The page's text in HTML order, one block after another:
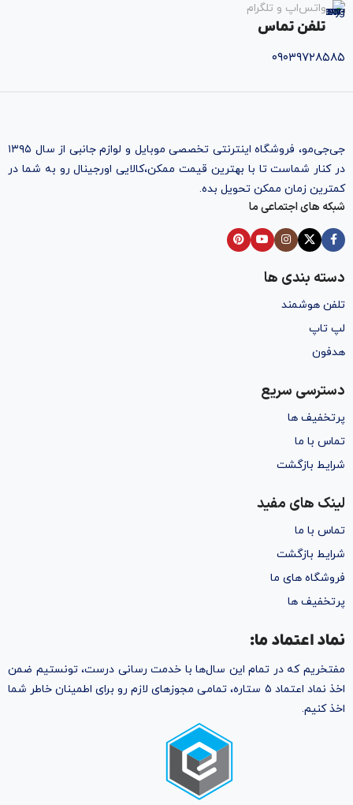
واتس‌اپ و تلگرام
تلفن تماس
۰۹۰۳۹۷۲۸۵۸۵
جی‌جی‌مو، فروشگاه اینترنتی تخصصی موبایل و لوازم جانبی از سال ۱۳۹۵
در کنار شماست تا با بهترین قیمت ممکن،‌کالایی اورجینال رو به شما در
کمترین زمان ممکن تحویل بده.
شبکه های اجتماعی ما
دسته بندی ها
تلفن هوشمند
لپ تاپ
هدفون
دسترسی سریع
پرتخفیف ها
تماس با ما
شرایط بازگشت
لینک های مفید
تماس با ما
شرایط بازگشت
فروشگاه های ما
پرتخفیف ها
نماد اعتماد ما:
مفتخریم که در تمام این سال‌ها با خدمت رسانی درست، تونستیم ضمن
اخذ نماد اعتماد ۵ ستاره، تمامی مجوز‌های لازم رو برای اطمینان خاطر شما
اخذ کنیم.